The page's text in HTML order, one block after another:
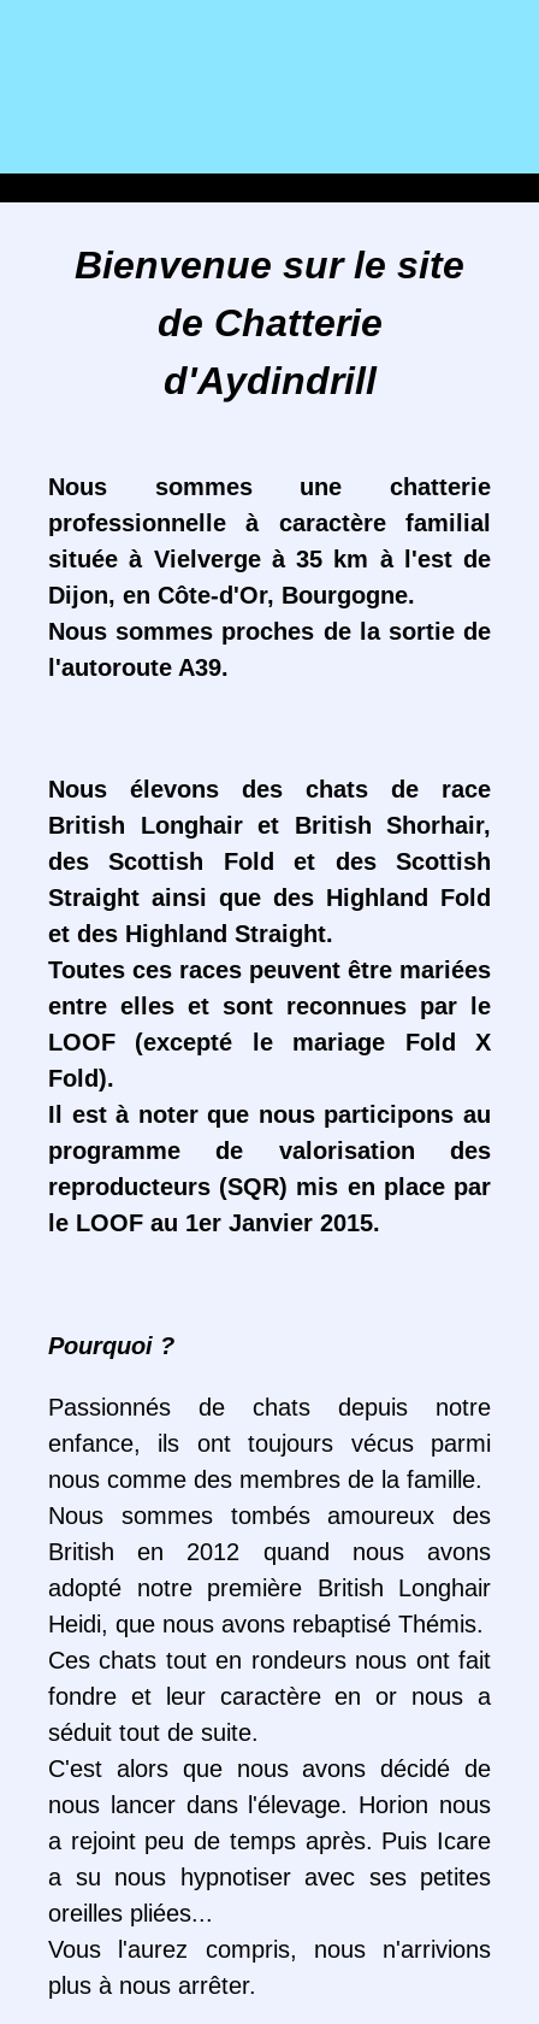
Bienvenue sur le site
de Chatterie
d'Aydindrill
Nous sommes une chatterie
professionnelle à caractère familial
située à Vielverge à 35 km à l'est de
Dijon, en Côte-d'Or, Bourgogne.
Nous sommes proches de la sortie de
l'autoroute A39.
Nous élevons des chats de race
British Longhair et British Shorhair,
des Scottish Fold et des Scottish
Straight ainsi que des Highland Fold
et des Highland Straight.
Toutes ces races peuvent être mariées
entre elles et sont reconnues par le
LOOF (excepté le mariage Fold X
Fold).
Il est à noter que nous participons au
programme de valorisation des
reproducteurs (SQR) mis en place par
le LOOF au 1er Janvier 2015.
Pourquoi ?
Passionnés de chats depuis notre
enfance, ils ont toujours vécus parmi
nous comme des membres de la famille.
Nous sommes tombés amoureux des
British en 2012 quand nous avons
adopté notre première British Longhair
Heidi, que nous avons rebaptisé Thémis.
Ces chats tout en rondeurs nous ont fait
fondre et leur caractère en or nous a
séduit tout de suite.
C'est alors que nous avons décidé de
nous lancer dans l'élevage. Horion nous
a rejoint peu de temps après. Puis Icare
a su nous hypnotiser avec ses petites
oreilles pliées...
Vous l'aurez compris, nous n'arrivions
plus à nous arrêter.